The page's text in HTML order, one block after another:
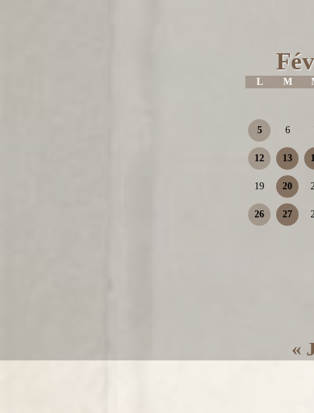
L M
5 6
12 13
19 20
26 27
«